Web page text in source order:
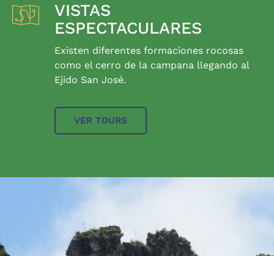
VISTAS
ESPECTACULARES
Existen diferentes formaciones rocosas
como el cerro de la campana llegando al
Ejido San José.
VER TOURS